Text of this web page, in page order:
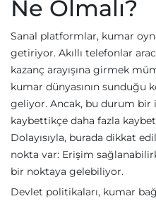
Ne Olmalı?
Sanal platformlar, kumar
getiriyor. Akıllı telefonlar
kazanç arayışına girmek
kumar dünyasının sunduğu
geliyor. Ancak, bu durum
kaybettikçe daha fazla
Dolayısıyla, burada dikkat
nokta var: Erişim
bir noktaya gelebiliyor.
Devlet politikaları, kumar